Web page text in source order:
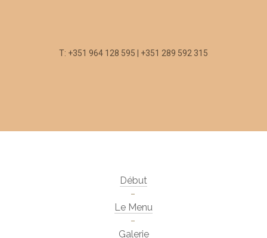
T: +351 964 128 595 | +351 289 592 315
Début
Le Menu
Galerie